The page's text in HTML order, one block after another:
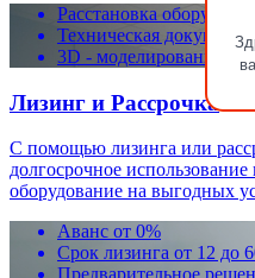
Расстановка
Техническая
3D - моделирование
Лизинг и Рассрочка
С помощью лизинга или
долгосрочное
оборудование на выгодных
Аванс от 0%
Срок лизинга от 12 до